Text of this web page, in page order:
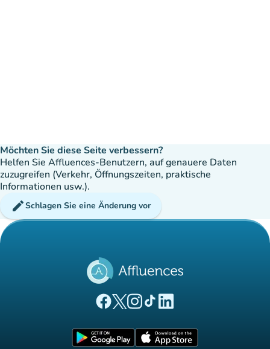
Möchten Sie diese Seite verbessern?
Helfen Sie Affluences-Benutzern, auf genauere Daten
zuzugreifen (Verkehr, Öffnungszeiten, praktische
Informationen usw.).
editSchlagen Sie eine Änderung vor
(new tab)
(new tab)
(new tab)(new tab)
(new tab)